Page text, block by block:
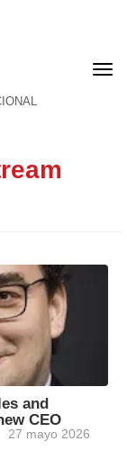
and
CEO
27 mayo 2026